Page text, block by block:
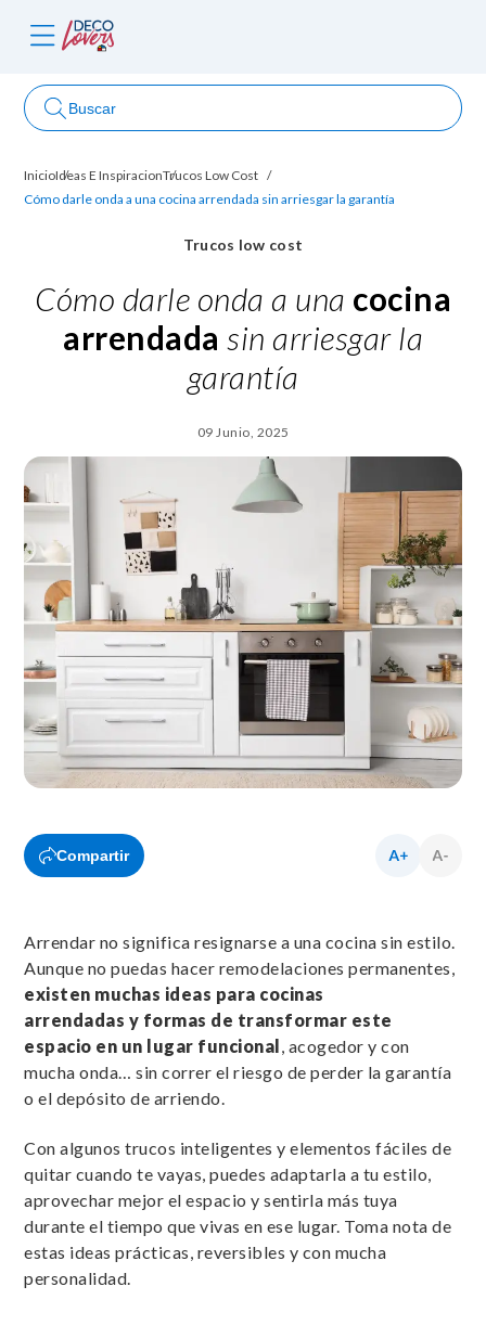
Buscar
InicioIdeas E InspiracionTrucos Low Cost
Cómo darle onda a una cocina arrendada sin arriesgar la garantía
Trucos low cost
Cómo darle onda a una cocina
arrendada sin arriesgar la
garantía
09 Junio, 2025
Compartir
Arrendar no significa resignarse a una cocina sin estilo.
Aunque no puedas hacer remodelaciones permanentes,
existen muchas ideas para cocinas
arrendadas y formas de transformar este
espacio en un lugar funcional, acogedor y con
mucha onda… sin correr el riesgo de perder la garantía
o el depósito de arriendo.
Con algunos trucos inteligentes y elementos fáciles de
quitar cuando te vayas, puedes adaptarla a tu estilo,
aprovechar mejor el espacio y sentirla más tuya
durante el tiempo que vivas en ese lugar. Toma nota de
estas ideas prácticas, reversibles y con mucha
personalidad.